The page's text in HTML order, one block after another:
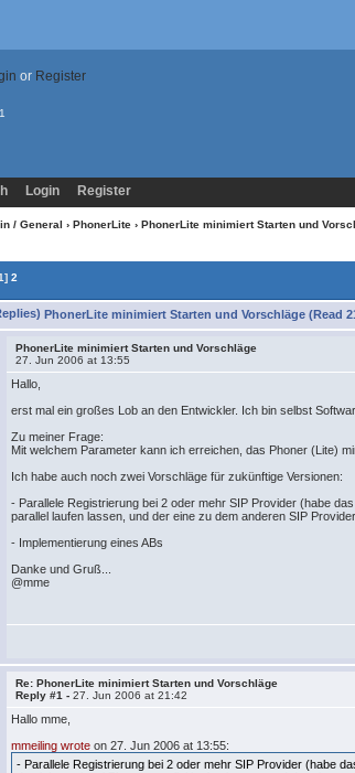
or Register
Login Register
/ General › PhonerLite › PhonerLite minimiert Starten und
2
PhonerLite minimiert Starten und Vorschläge (Read
PhonerLite minimiert Starten und Vorschläge
27. Jun 2006 at 13:55
Hallo,
erst mal ein großes Lob an den Entwickler. Ich bin selbst
Zu meiner Frage:
Mit welchem Parameter kann ich erreichen, das Phoner (Lite)
Ich habe auch noch zwei Vorschläge für zukünftige Versionen:
- Parallele Registrierung bei 2 oder mehr SIP Provider (habe
parallel laufen lassen, und der eine zu dem anderen SIP
- Implementierung eines ABs
Danke und Gruß...
@mme
Re: PhonerLite minimiert Starten und Vorschläge
Reply #1 -27. Jun 2006 at 21:42
Hallo mme,
mmeiling wrote on 27. Jun 2006 at 13:55:
- Parallele Registrierung bei 2 oder mehr SIP Provider (habe